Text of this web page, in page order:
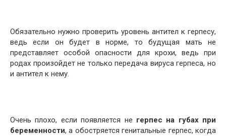
Обязательно нужно проверить уровень антител к герпесу,
ведь если он будет в норме, то будущая мать не
представляет особой опасности для крохи, ведь при
родах произойдет не только передача вируса герпеса, но
и антител к нему.
Очень плохо, если появляется не герпес на губах при
беременности, а обостряется генитальные герпес, когда